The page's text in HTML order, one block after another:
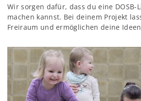
Wir sorgen dafür, dass du eine DOSB-
machen kannst. Bei deinem Projekt
Freiraum und ermöglichen deine